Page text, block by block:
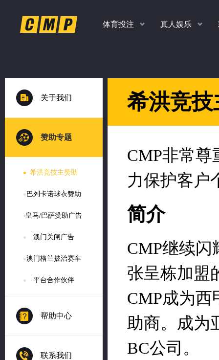
体育投注
返水高达
1.0%
真人娱乐
返水高达
1.0%
时时彩、PK10、香港彩
返水高达
1.10
%
返水高达
1.20
%
老虎机，捕鱼，真人 扫码
关于我们
赞助专题
希洪竞技主赞助
巴列卡诺球衣赞助
皇马/巴萨赞助广告
澳门关闸广告
澳门格兰披治赛车
平台合作伙伴
帮助中心
联系我们